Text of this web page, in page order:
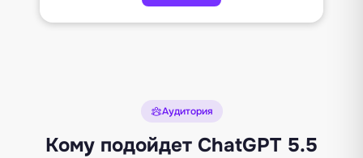
Аудитория
Кому подойдет ChatGPT 5.5